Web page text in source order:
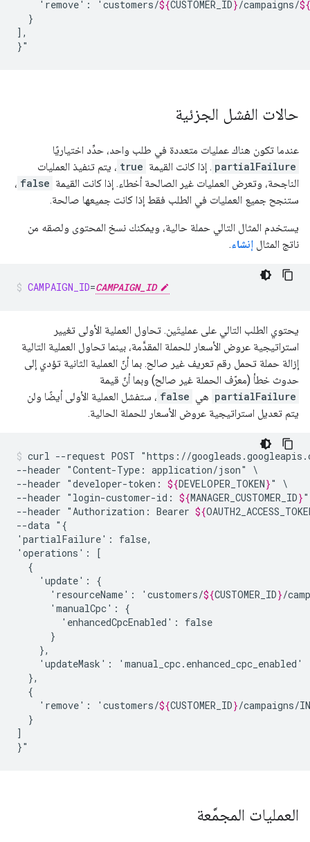
'remove': 'customers/${CUSTOMER_ID}/campaigns/${
}
],
}"
حالات الفشل الجزئية
عندما تكون هناك عمليات متعددة في طلب واحد، حدِّد اختياريًا
partialFailure . إذا كانت القيمة true ، يتم تنفيذ العمليات
الناجحة، وتعرض العمليات غير الصالحة أخطاء. إذا كانت القيمة false ،
ستنجح جميع العمليات في الطلب فقط إذا كانت جميعها صالحة.
يستخدم المثال التالي حملة حالية، ويمكنك نسخ المحتوى ولصقه من
ناتج المثال إنشاء.
CAMPAIGN_ID=CAMPAIGN_ID
يحتوي الطلب التالي على عمليتَين. تحاول العملية الأولى تغيير
استراتيجية عروض الأسعار للحملة المقدَّمة، بينما تحاول العملية التالية
إزالة حملة تحمل رقم تعريف غير صالح. بما أنّ العملية الثانية تؤدي إلى
حدوث خطأ (معرّف الحملة غير صالح) وبما أنّ قيمة
partialFailure هي false ، ستفشل العملية الأولى أيضًا ولن
يتم تعديل استراتيجية عروض الأسعار للحملة الحالية.
curl --request POST "https://
--header "Content-Type: application/json"
\
--header "developer-token: ${DEVELOPER_TOKEN}"
\
--header "login-customer-id: ${MANAGER_CUSTOMER_ID}"
--header "Authorization: Bearer ${
--data "{
'partialFailure':
false,
'operations':
'update':
'resourceName':
'customers/${CUSTOMER_ID}/
'manualCpc':
'enhancedCpcEnabled':
'updateMask':
'remove':
'customers/${CUSTOMER_ID}
}
]
}"
العمليات المجمَّعة